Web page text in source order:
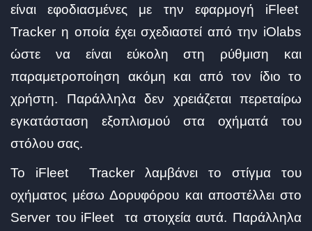
είναι εφοδιασμένες με την εφαρμογή iFleet
Tracker η οποία έχει σχεδιαστεί από την iOlabs
ώστε να είναι εύκολη στη ρύθμιση και
παραμετροποίηση ακόμη και από τον ίδιο το
χρήστη. Παράλληλα δεν χρειάζεται περεταίρω
εγκατάσταση εξοπλισμού στα οχήματά του
στόλου σας.
Το iFleet Tracker λαμβάνει το στίγμα του
οχήματος μέσω Δορυφόρου και αποστέλλει στο
Server του iFleet τα στοιχεία αυτά. Παράλληλα